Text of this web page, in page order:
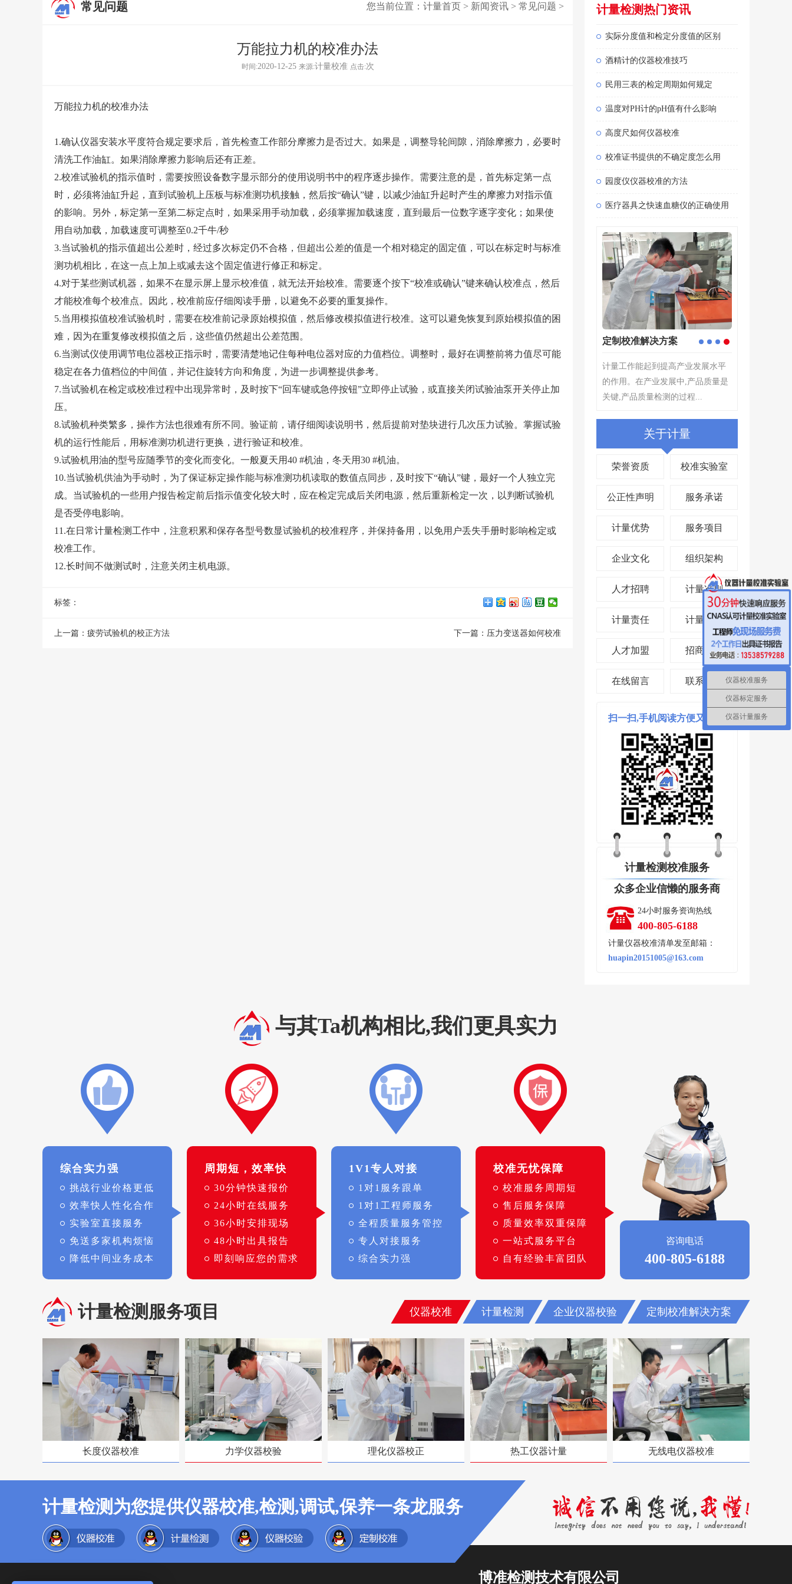
您当前位置： 计量首页 > 新闻资讯 > 常见问题 >
常见问题
万能拉力机的校准办法
时间:2020-12-25 来源:计量校准 点击:次
万能拉力机的校准办法
1.确认仪器安装水平度符合规定要求后，首先检查工作部分摩擦力是否过大。如果是，调整导轮间隙，消除摩擦力，必要时
清洗工作油缸。如果消除摩擦力影响后还有正差。
2.校准试验机的指示值时，需要按照设备数字显示部分的使用说明书中的程序逐步操作。需要注意的是，首先标定第一点
时，必须将油缸升起，直到试验机上压板与标准测功机接触，然后按“确认”键，以减少油缸升起时产生的摩擦力对指示值
的影响。另外，标定第一至第二标定点时，如果采用手动加载，必须掌握加载速度，直到最后一位数字逐字变化；如果使
用自动加载，加载速度可调整至0.2千牛/秒
3.当试验机的指示值超出公差时，经过多次标定仍不合格，但超出公差的值是一个相对稳定的固定值，可以在标定时与标准
测功机相比，在这一点上加上或减去这个固定值进行修正和标定。
4.对于某些测试机器，如果不在显示屏上显示校准值，就无法开始校准。需要逐个按下“校准或确认”键来确认校准点，然后
才能校准每个校准点。因此，校准前应仔细阅读手册，以避免不必要的重复操作。
5.当用模拟值校准试验机时，需要在校准前记录原始模拟值，然后修改模拟值进行校准。这可以避免恢复到原始模拟值的困
难，因为在重复修改模拟值之后，这些值仍然超出公差范围。
6.当测试仪使用调节电位器校正指示时，需要清楚地记住每种电位器对应的力值档位。调整时，最好在调整前将力值尽可能
稳定在各力值档位的中间值，并记住旋转方向和角度，为进一步调整提供参考。
7.当试验机在检定或校准过程中出现异常时，及时按下“回车键或急停按钮”立即停止试验，或直接关闭试验油泵开关停止加
压。
8.试验机种类繁多，操作方法也很难有所不同。验证前，请仔细阅读说明书，然后提前对垫块进行几次压力试验。掌握试验
机的运行性能后，用标准测功机进行更换，进行验证和校准。
9.试验机用油的型号应随季节的变化而变化。一般夏天用40 #机油，冬天用30 #机油。
10.当试验机供油为手动时，为了保证标定操作能与标准测功机读取的数值点同步，及时按下“确认”键，最好一个人独立完
成。当试验机的一些用户报告检定前后指示值变化较大时，应在检定完成后关闭电源，然后重新检定一次，以判断试验机
是否受停电影响。
11.在日常计量检测 工作中，注意积累和保存各型号数显试验机的校准程序，并保持备用，以免用户丢失手册时影响检定或
校准工作。
12.长时间不做测试时，注意关闭主机电源。
标签：
上一篇： 疲劳试验机的校正方法 下一篇： 压力变送器如何校准
计量检测热门资讯
实际分度值和检定分度值的区别
酒精计的仪器校准技巧
民用三表的检定周期如何规定
温度对PH计的pH值有什么影响
高度尺如何仪器校准
校准证书提供的不确定度怎么用
园度仪仪器校准的方法
医疗器具之快速血糖仪的正确使用
仪器校准
仪器校准是仪器设备管理中非常重
要的环节,评定测量装置的示值误差,
确保量值准确,其目的在...
关于计量
荣誉资质 校准实验室
公正性声明 服务承诺
计量优势 服务项目
企业文化 组织架构
人才招聘 计量准则
计量责任 计量投资
人才加盟 招商合作
在线留言 联系我们
扫一扫,手机阅读方便又省时!
计量检测校准服务
众多企业信懒的服务商
24小时服务资询热线
400-805-6188
计量仪器校准清单发至邮箱：
huapin20151005@163.com
与其Ta机构相比,我们更具实力
综合实力强
挑战行业价格更低
效率快人性化合作
实验室直接服务
免送多家机构烦恼
降低中间业务成本
周期短，效率快
30分钟快速报价
24小时在线服务
36小时安排现场
48小时出具报告
即刻响应您的需求
1V1专人对接
1对1服务跟单
1对1工程师服务
全程质量服务管控
专人对接服务
综合实力强
校准无忧保障
校准服务周期短
售后服务保障
质量效率双重保障
一站式服务平台
自有经验丰富团队
咨询电话
400-805-6188
计量检测服务项目 仪器校准 计量检测 企业仪器校验 定制校准解决方案
长度仪器校准 力学仪器校验 理化仪器校正 热工仪器计量 无线电仪器校准
计量检测为您提供仪器校准,检测,调试,保养一条龙服务
博准检测技术有限公司
仪器校准服务
仪器标定服务
仪器计量服务